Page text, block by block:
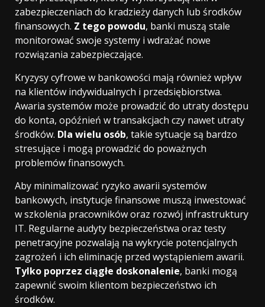
zabezpieczeniach do kradzieży danych lub środków
finansowych. Z tego powodu, banki muszą stale
monitorować swoje systemy i wdrażać nowe
rozwiązania zabezpieczające.
Kryzysy cyfrowe w bankowości mają również wpływ
na klientów indywidualnych i przedsiębiorstwa.
Awaria systemów może prowadzić do utraty dostępu
do konta, opóźnień w transakcjach czy nawet utraty
środków. Dla wielu osób, takie sytuacje są bardzo
stresujące i mogą prowadzić do poważnych
problemów finansowych.
Aby minimalizować ryzyko awarii systemów
bankowych, instytucje finansowe muszą inwestować
w szkolenia pracowników oraz rozwój infrastruktury
IT. Regularne audyty bezpieczeństwa oraz testy
penetracyjne pozwalają na wykrycie potencjalnych
zagrożeń i ich eliminację przed wystąpieniem awarii.
Tylko poprzez ciągłe doskonalenie, banki mogą
zapewnić swoim klientom bezpieczeństwo ich
środków.